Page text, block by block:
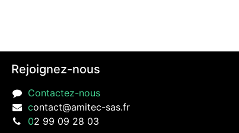
Rejoignez-nous
Contactez-nous
contact@amitec-sas.fr
02 99 09 28 03